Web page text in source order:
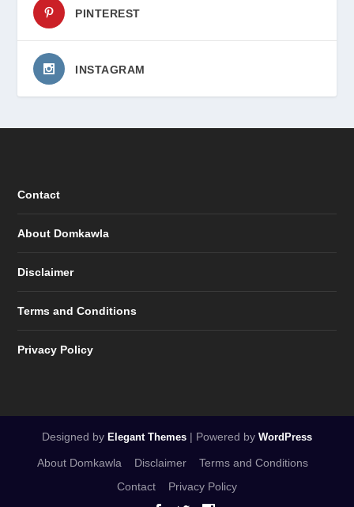
PINTEREST
INSTAGRAM
Contact
About Domkawla
Disclaimer
Terms and Conditions
Privacy Policy
Designed by Elegant Themes | Powered by WordPress
About Domkawla Disclaimer
Terms and Conditions
Contact
Privacy Policy